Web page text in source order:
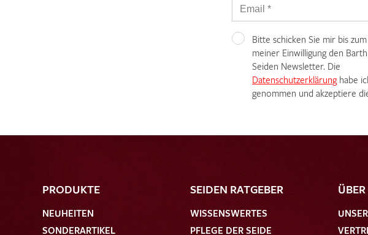
Bitte schicken Sie mir bis
meiner Einwilligung den
Seiden Newsletter. Die
Datenschutzerklärunghabe
genommen und akzeptiere
PRODUKTE
NEUHEITEN
SONDERARTIKEL
SEIDEN RATGEBER
WISSENSWERTES
PFLEGE DER SEIDE